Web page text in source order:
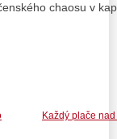
chaosu v
Každý plače